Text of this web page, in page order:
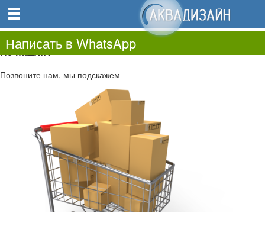
0.00
0
Не нашли?
Позвоните нам, мы подскажем
Написать в WhatsApp